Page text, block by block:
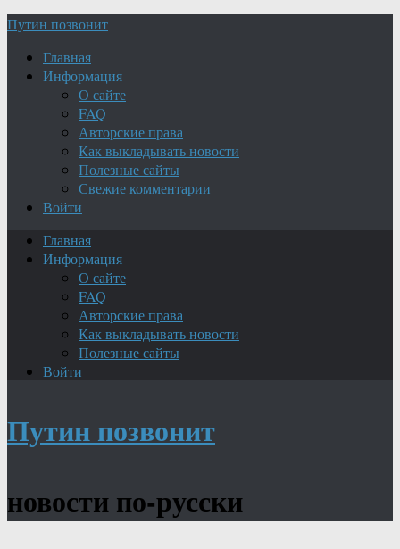
Путин позвонит
Главная
Информация
О сайте
FAQ
Авторские права
Как выкладывать новости
Полезные сайты
Свежие комментарии
Войти
Главная
Информация
О сайте
FAQ
Авторские права
Как выкладывать новости
Полезные сайты
Войти
Путин позвонит
новости по-русски